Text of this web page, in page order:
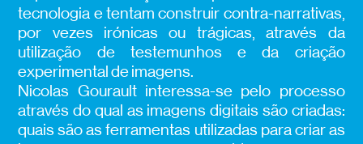
tecnologia e tentam construir contra-narrativas,
por vezes irónicas ou trágicas, através da
utilização de testemunhos e da criação
experimental de imagens.
Nicolas Gourault interessa-se pelo processo
através do qual as imagens digitais são criadas:
quais são as ferramentas utilizadas para criar as